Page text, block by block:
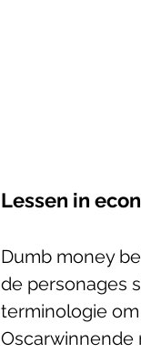
Lessen in
Dumb money
de personages
terminologie
Oscarwinnende